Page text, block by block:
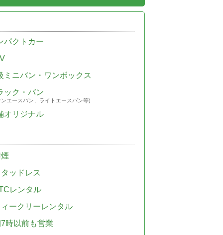
パクトカー
ミニバン・ワンボックス
ック・バン
エースバン、ライトエースバン等)
オリジナル
ッドレス
レンタル
ークリーレンタル
時以前も営業